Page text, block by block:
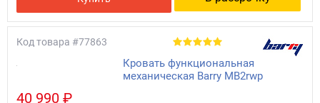
Код товара #77863
Кровать функциональная
механическая Barry MB2rwp
40 990 ₽